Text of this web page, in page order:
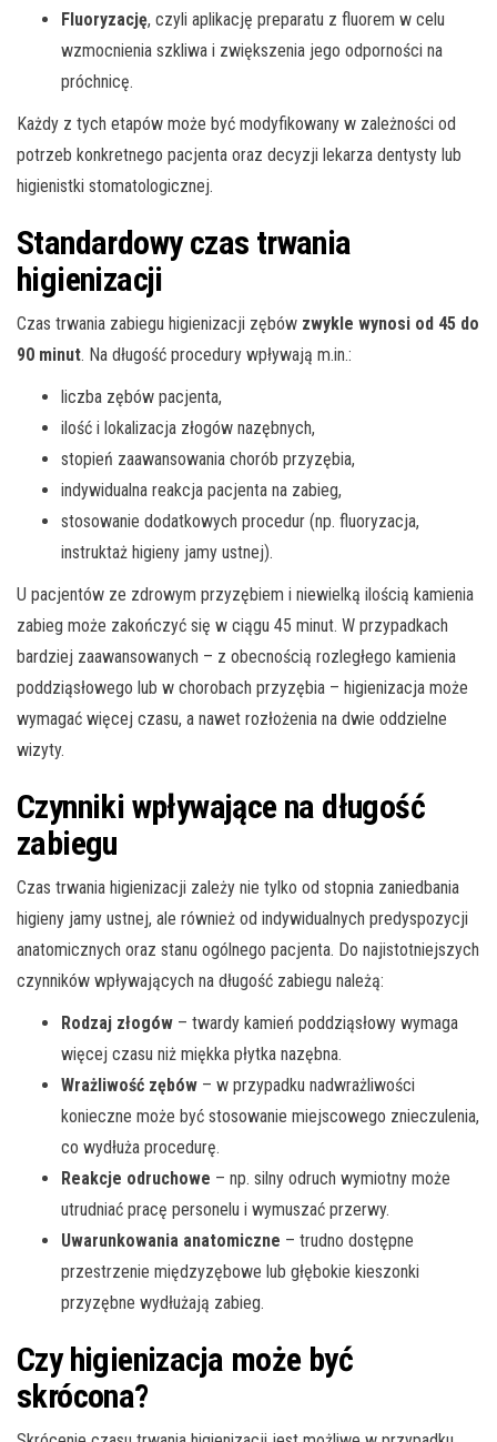
Fluoryzację, czyli aplikację preparatu z fluorem w celu
wzmocnienia szkliwa i zwiększenia jego odporności na
próchnicę.
Każdy z tych etapów może być modyfikowany w zależności od
potrzeb konkretnego pacjenta oraz decyzji lekarza dentysty lub
higienistki stomatologicznej.
Standardowy czas trwania
higienizacji
Czas trwania zabiegu higienizacji zębów zwykle wynosi od 45 do
90 minut. Na długość procedury wpływają m.in.:
liczba zębów pacjenta,
ilość i lokalizacja złogów nazębnych,
stopień zaawansowania chorób przyzębia,
indywidualna reakcja pacjenta na zabieg,
stosowanie dodatkowych procedur (np. fluoryzacja,
instruktaż higieny jamy ustnej).
U pacjentów ze zdrowym przyzębiem i niewielką ilością kamienia
zabieg może zakończyć się w ciągu 45 minut. W przypadkach
bardziej zaawansowanych – z obecnością rozległego kamienia
poddziąsłowego lub w chorobach przyzębia – higienizacja może
wymagać więcej czasu, a nawet rozłożenia na dwie oddzielne
wizyty.
Czynniki wpływające na długość
zabiegu
Czas trwania higienizacji zależy nie tylko od stopnia zaniedbania
higieny jamy ustnej, ale również od indywidualnych predyspozycji
anatomicznych oraz stanu ogólnego pacjenta. Do najistotniejszych
czynników wpływających na długość zabiegu należą:
Rodzaj złogów – twardy kamień poddziąsłowy wymaga
więcej czasu niż miękka płytka nazębna.
Wrażliwość zębów – w przypadku nadwrażliwości
konieczne może być stosowanie miejscowego znieczulenia,
co wydłuża procedurę.
Reakcje odruchowe – np. silny odruch wymiotny może
utrudniać pracę personelu i wymuszać przerwy.
Uwarunkowania anatomiczne – trudno dostępne
przestrzenie międzyzębowe lub głębokie kieszonki
przyzębne wydłużają zabieg.
Czy higienizacja może być
skrócona?